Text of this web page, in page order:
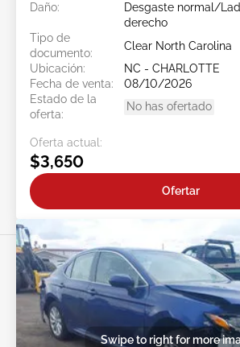
Daño:
Desgaste normal/
derecho
Tipo de
documento:
Clear North Carolina
Ubicación:
NC - CHARLOTTE
Fecha de venta:
08/10/2026
Estado de la
oferta:
No has ofertado
Oferta actual:
$3,650
Ofertar
Swipe to right for more